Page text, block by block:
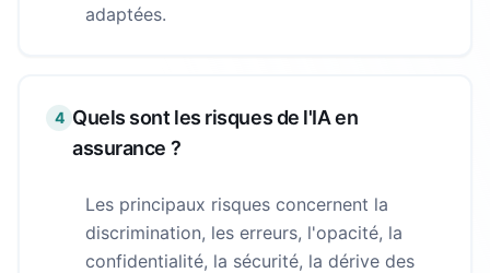
adaptées.
4 Quels sont les risques de l'IA en
assurance ?
Les principaux risques concernent la
discrimination, les erreurs, l'opacité, la
confidentialité, la sécurité, la dérive des